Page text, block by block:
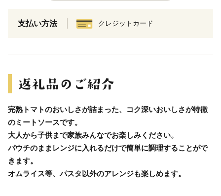
支払い方法 クレジットカード
完熟トマトのおいしさが詰まった、コク深いおいしさが特徴
のミートソースです。
大人から子供まで家族みんなでお楽しみください。
パウチのままレンジに入れるだけで簡単に調理することがで
きます。
オムライス等、パスタ以外のアレンジも楽しめます。